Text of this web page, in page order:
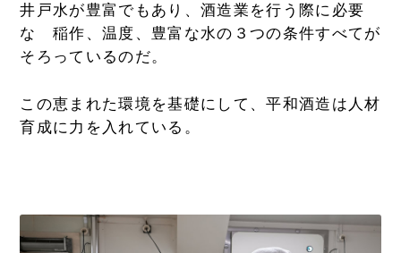
井戸水が豊富でもあり、酒造業を行う際に必要
な 稲作、温度、豊富な水の３つの条件すべてが
そろっているのだ。
この恵まれた環境を基礎にして、平和酒造は人材
育成に力を入れている。